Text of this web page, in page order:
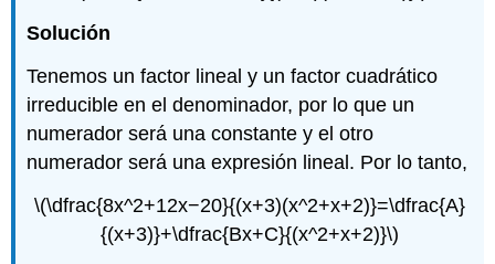
Solución
Tenemos un factor lineal y un factor cuadrático
irreducible en el denominador, por lo que un
numerador será una constante y el otro
numerador será una expresión lineal. Por lo tanto,
\(\dfrac{8x^2+12x−20}{(x+3)(x^2+x+2)}=\dfrac{A}
{(x+3)}+\dfrac{Bx+C}{(x^2+x+2)}\)